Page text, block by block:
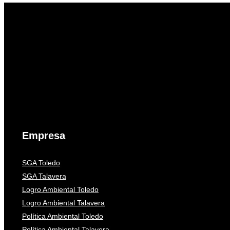
Empresa
SGA Toledo
SGA Talavera
Logro Ambiental Toledo
Logro Ambiental Talavera
Política Ambiental Toledo